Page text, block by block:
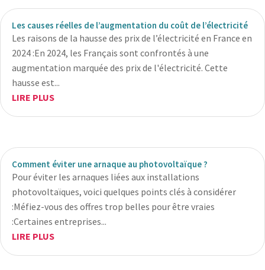
Les causes réelles de l’augmentation du coût de l’électricité
Les raisons de la hausse des prix de l’électricité en France en
2024 :En 2024, les Français sont confrontés à une
augmentation marquée des prix de l'électricité. Cette
hausse est...
LIRE PLUS
Comment éviter une arnaque au photovoltaïque ?
Pour éviter les arnaques liées aux installations
photovoltaïques, voici quelques points clés à considérer
:Méfiez-vous des offres trop belles pour être vraies
:Certaines entreprises...
LIRE PLUS